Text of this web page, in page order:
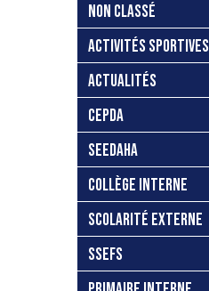
NON CLASSÉ
ACTIVITÉS SPORTIVES
ACTUALITÉS
CEPDA
SEEDAHA
COLLÈGE INTERNE
SCOLARITÉ EXTERNE
SSEFS